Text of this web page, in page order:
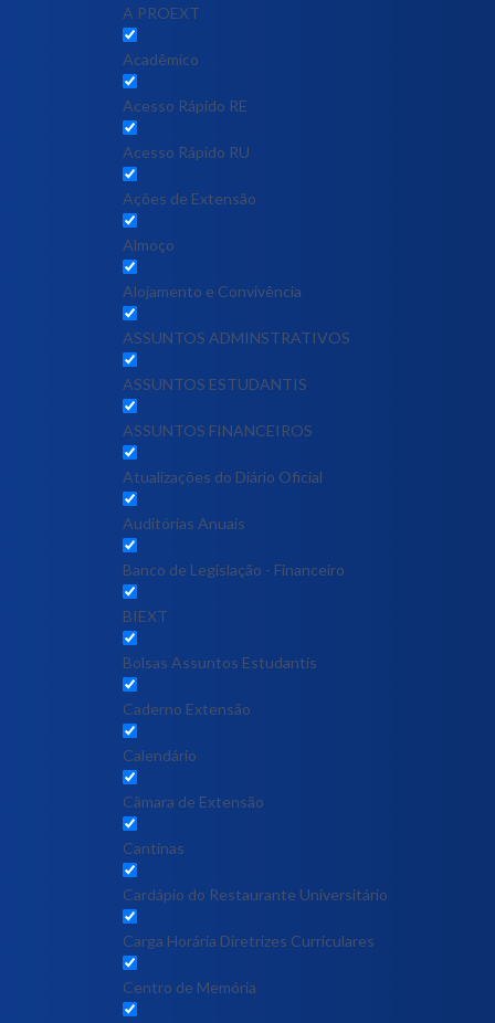
A PROEXT
Acadêmico
Acesso Rápido RE
Acesso Rápido RU
Ações de Extensão
Almoço
Alojamento e Convivência
ASSUNTOS ADMINSTRATIVOS
ASSUNTOS ESTUDANTIS
ASSUNTOS FINANCEIROS
Atualizações do Diário Oficial
Auditórias Anuais
Banco de Legislação - Financeiro
BIEXT
Bolsas Assuntos Estudantis
Caderno Extensão
Calendário
Câmara de Extensão
Cantinas
Cardápio do Restaurante Universitário
Carga Horária Diretrizes Curriculares
Centro de Memória